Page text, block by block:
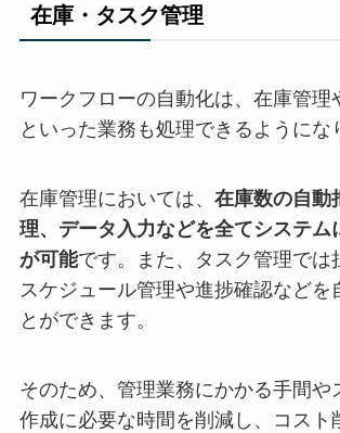
在庫・タスク管理
ワークフローの自動化は、在庫管理
といった業務も処理できるようにな
在庫管理においては、 在庫数の自動
理、データ入力などを全てシステム
が可能です。また、タスク管理では
スケジュール管理や進捗確認などを
とができます。
そのため、管理業務にかかる手間や
作成に必要な時間を削減し、コスト